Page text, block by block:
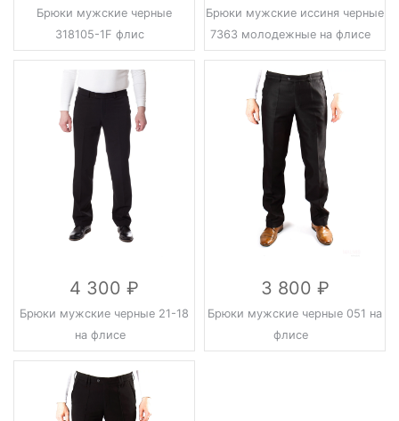
Брюки мужские черные
318105-1F флис
Брюки мужские иссиня черные
7363 молодежные на флисе
4 300
Брюки мужские черные 21-18
на флисе
3 800
Брюки мужские черные 051 на
флисе